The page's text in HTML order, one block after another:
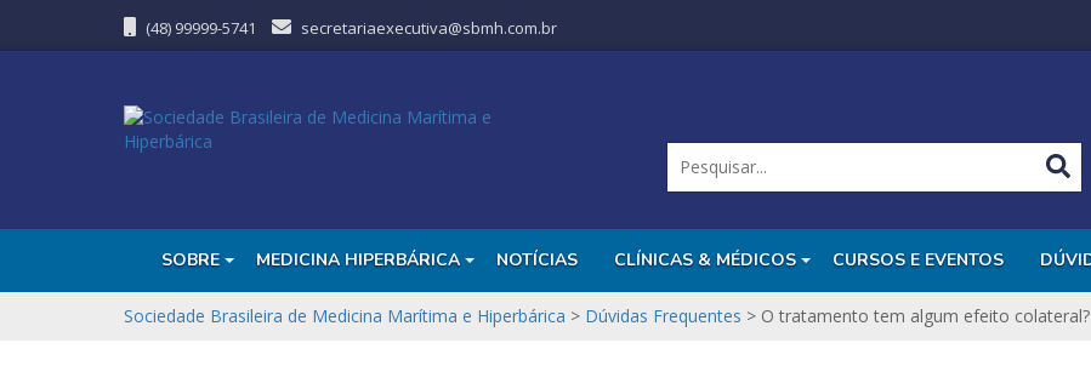
(48) 99999-5741 secretariaexecutiva@sbmh.com.br
SOBRE MEDICINA HIPERBÁRICA NOTÍCIAS CLÍNICAS & MÉDICOS CURSOS E EVENTOS
Sociedade Brasileira de Medicina Marítima e Hiperbárica > Dúvidas Frequentes > O tratamento tem algum efeito colateral?